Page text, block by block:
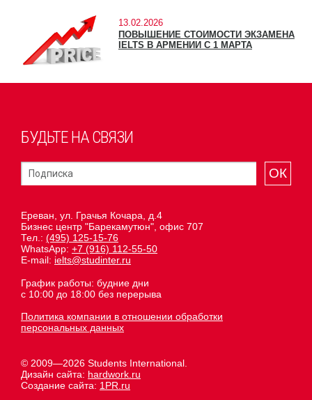
13.02.2026
ПОВЫШЕНИЕ СТОИМОСТИ ЭКЗАМЕНА
IELTS В АРМЕНИИ С 1 МАРТА
БУДЬТЕ НА СВЯЗИ
ОК
Ереван, ул. Грачья Кочара, д.4
Бизнес центр "Барекамутюн", офис 707
Тел.: (495) 125-15-76
WhatsApp: +7 (916) 112-55-50
E-mail: ielts@studinter.ru
График работы: будние дни
с 10:00 до 18:00 без перерыва
Политика компании в отношении обработки
персональных данных
© 2009—2026 Students International.
Дизайн сайта: hardwork.ru
Создание сайта: 1PR.ru